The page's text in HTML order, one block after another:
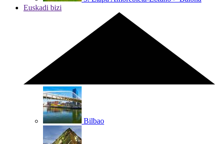
Euskadi bizi
Bilbao